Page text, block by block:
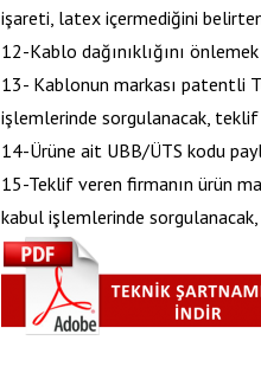
işareti, latex içermediğini
12-Kablo dağınıklığını
13- Kablonun markası patentli
işlemlerinde sorgulanacak, teklif
14-Ürüne ait UBB/ÜTS kodu
15-Teklif veren firmanın ürün
kabul işlemlerinde